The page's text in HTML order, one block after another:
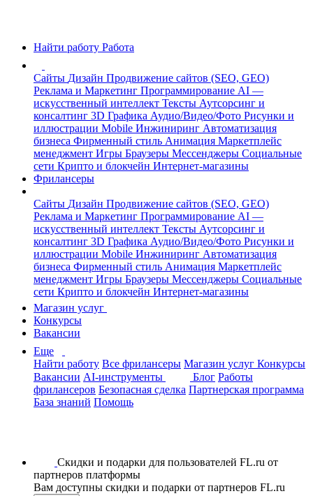
Найти работу Работа
Сайты Дизайн Продвижение сайтов (SEO, GEO)
Реклама и Маркетинг Программирование AI —
искусственный интеллект Тексты Аутсорсинг и
консалтинг 3D Графика Аудио/Видео/Фото Рисунки и
иллюстрации Mobile Инжиниринг Автоматизация
бизнеса Фирменный стиль Анимация Маркетплейс
менеджмент Игры Браузеры Мессенджеры Социальные
сети Крипто и блокчейн Интернет-магазины
Фрилансеры
Сайты Дизайн Продвижение сайтов (SEO, GEO)
Реклама и Маркетинг Программирование AI —
искусственный интеллект Тексты Аутсорсинг и
консалтинг 3D Графика Аудио/Видео/Фото Рисунки и
иллюстрации Mobile Инжиниринг Автоматизация
бизнеса Фирменный стиль Анимация Маркетплейс
менеджмент Игры Браузеры Мессенджеры Социальные
сети Крипто и блокчейн Интернет-магазины
Магазин услуг
Конкурсы
Вакансии
Еще
Найти работу Все фрилансеры Магазин услуг Конкурсы
Вакансии AI-инструменты Блог Работы
фрилансеров Безопасная сделка Партнерская программа
База знаний Помощь
Скидки и подарки для пользователей FL.ru от
партнеров платформы
Вам доступны скидки и подарки от партнеров FL.ru